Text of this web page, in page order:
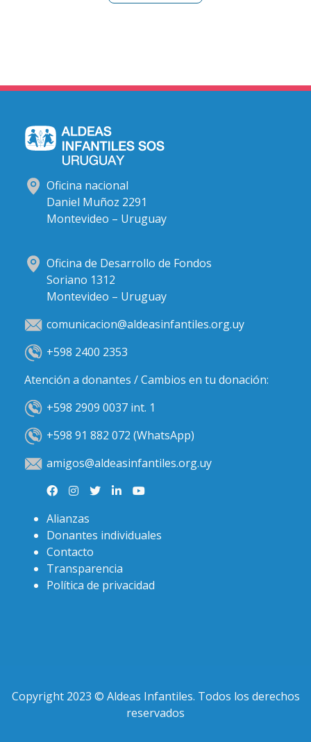
Oficina nacional
Daniel Muñoz 2291
Montevideo – Uruguay
Oficina de Desarrollo de Fondos
Soriano 1312
Montevideo – Uruguay
comunicacion@aldeasinfantiles.org.uy
+598 2400 2353
Atención a donantes / Cambios en tu donación:
+598 2909 0037 int. 1
+598 91 882 072 (WhatsApp)
amigos@aldeasinfantiles.org.uy
Alianzas
Donantes individuales
Contacto
Transparencia
Política de privacidad
Copyright 2023 © Aldeas Infantiles. Todos los derechos
reservados